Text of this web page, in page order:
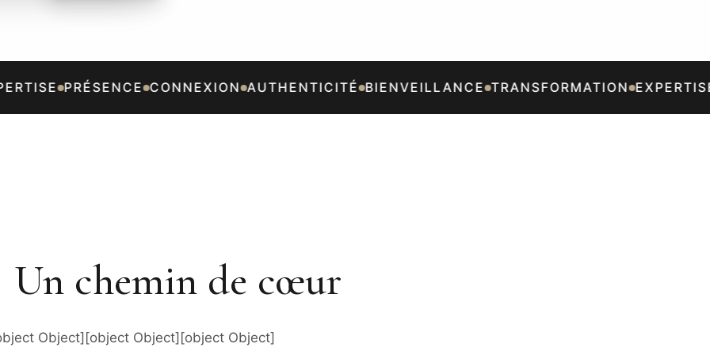
PRÉSENCE CONNEXION AUTHENTICITÉ BIENVEILLANCE TRANSFORMATION EXPERTISE
Un chemin de cœur
Object][object Object][object Object]